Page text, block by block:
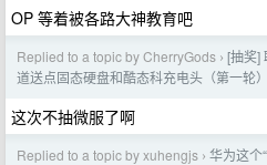
OP 等着被各路大神教育吧
Replied to a topic by CherryGods › [抽奖]
道送点固态硬盘和酷态科充电头（第一轮）
这次不抽微服了啊
Replied to a topic by xuhengjs › 华为这个